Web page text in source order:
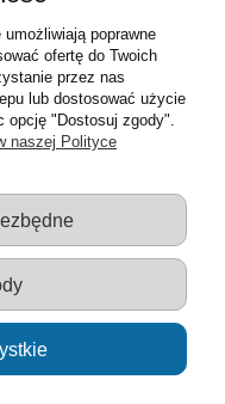
zabawek :: Zabawki
:: samochody Welly
:: Klocki :: Artykuły
poprawne
ofertę do Twoich
przez nas
lub dostosować użycie
opcję "Dostosuj zgody".
naszej Polityce